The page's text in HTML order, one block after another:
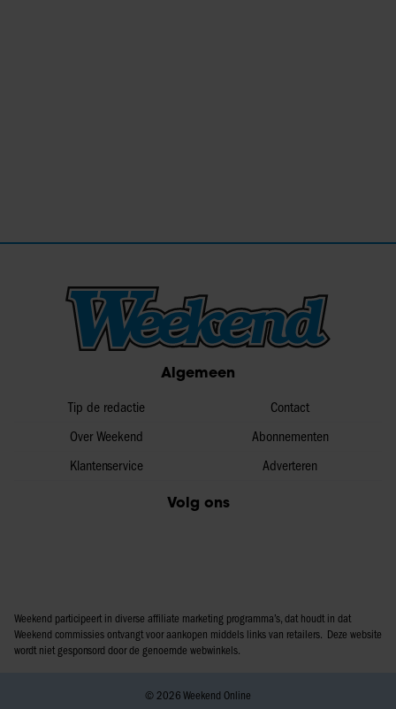
Algemeen
Tip de redactie
Over Weekend
Klantenservice
Contact
Abonnementen
Adverteren
Volg ons
Weekend participeert in diverse affiliate marketing programma’s, dat houdt in dat
Weekend commissies ontvangt voor aankopen middels links van retailers. Deze website
wordt niet gesponsord door de genoemde webwinkels.
© 2026 Weekend Online